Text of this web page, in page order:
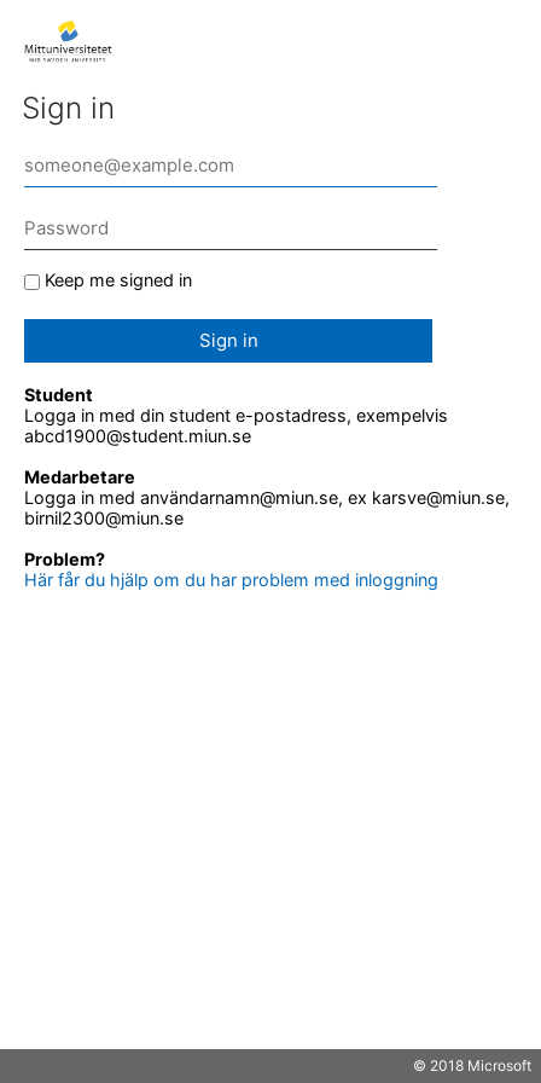
Sign in
Keep me signed in
Sign in
Student
Logga in med din student e-postadress, exempelvis
abcd1900@student.miun.se
Medarbetare
Logga in med användarnamn@miun.se, ex karsve@miun.se,
birnil2300@miun.se
Problem?
Här får du hjälp om du har problem med inloggning
© 2018 Microsoft